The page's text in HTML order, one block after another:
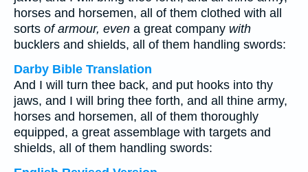
horses and horsemen, all of them clothed with all
sorts of armour, even a great company with
bucklers and shields, all of them handling swords:
Darby Bible Translation
And I will turn thee back, and put hooks into thy
jaws, and I will bring thee forth, and all thine army,
horses and horsemen, all of them thoroughly
equipped, a great assemblage with targets and
shields, all of them handling swords: